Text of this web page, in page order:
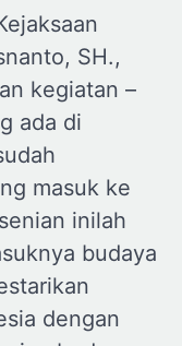
SH.,
kegiatan –
ada di
masuk ke
inilah
budaya
dengan